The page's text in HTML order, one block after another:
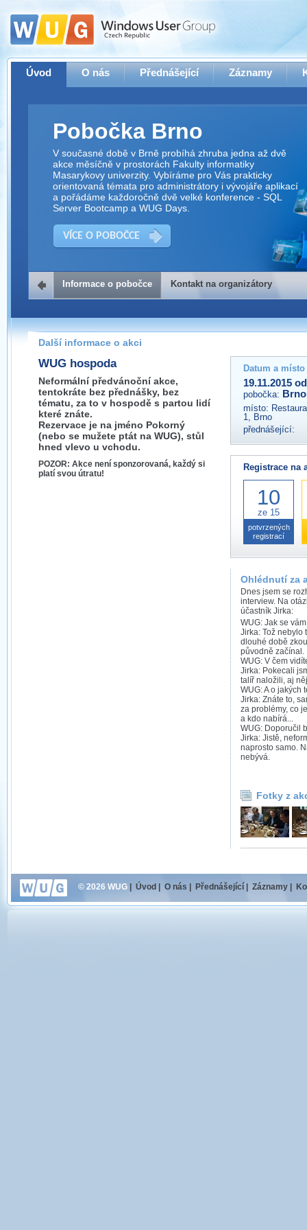
Úvod O nás Přednášející Záznamy
Pobočka Brno
V současné době v Brně probíhá zhruba jedna až dvě
akce měsíčně v prostorách Fakulty informatiky
Masarykovy univerzity. Vybíráme pro Vás prakticky
orientovaná témata pro administrátory i vývojáře aplikací
a pořádáme každoročně dvě velké konference - SQL
Server Bootcamp a WUG Days.
VÍCE O POBOČCE
Kontakt na organizátory
Pokud máte jakýkoliv dotaz na organizátory této akce,
prosím neváhejte nás kontaktovat na e-mailu:
brno@wug.cz
Informace o pobočce Kontakt na organizátory
Další informace o akci
WUG hospoda
Neformální předvánoční akce,
tentokráte bez přednášky, bez
tématu, za to v hospodě s partou lidí
které znáte.
Rezervace je na jméno Pokorný
(nebo se mužete ptát na WUG), stůl
hned vlevo u vchodu.
POZOR: Akce není sponzorovaná, každý si
platí svou útratu!
Datum a
19.11.2015
pobočka: Brno
místo:
1, Brno
přednášející:
Registrace na
10
ze 15
potvrzených
registrací
Ohlédnutí za
Dnes jsem se
interview. Na
účastník Jirka:
WUG: Jak se
Jirka: Tož nebylo
dlouhé době
původně začínal.
WUG: V čem
Jirka: Pokecali
talíř naložili, aj
WUG: A o jakých
Jirka: Znáte to,
za problémy, co
a kdo nabírá...
WUG: Doporučil
Jirka: Jistě,
naprosto samo.
nebývá.
Fotky z
© 2026 WUG Úvod O nás Přednášející Záznamy